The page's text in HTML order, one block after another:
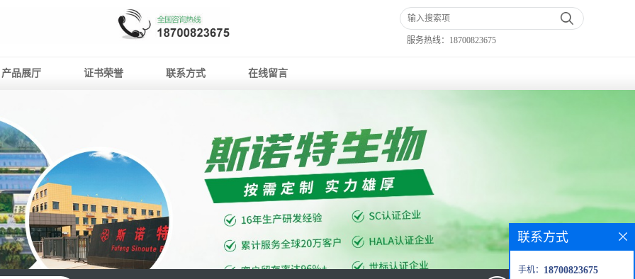
服务热线： 18700823675
产品展厅 证书荣誉 联系方式 在线留言
联系方式
手机： 18700823675